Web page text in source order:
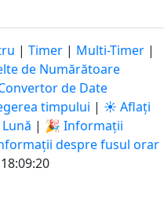
| Timer | Multi-Timer |
de Numărătoare
de Date
timpului | ☀️ Aflați
| 🎉 Informații
despre fusul orar